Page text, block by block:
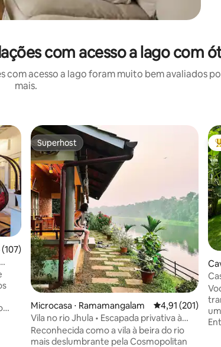
com acesso a lago com
acesso a lago foram muito bem avaliados
mais.
uma avaliação média de 5, 107 avaliações
(107)
Superhost
Superhost
Microcasa ⋅ Ramamangalam 4,91 de uma
4,91 (201)
Vila no rio Jhula • Escapada privativa à
beira do rio
Reconhecida como a vila à beira do rio
mais deslumbrante pela Cosmopolitan